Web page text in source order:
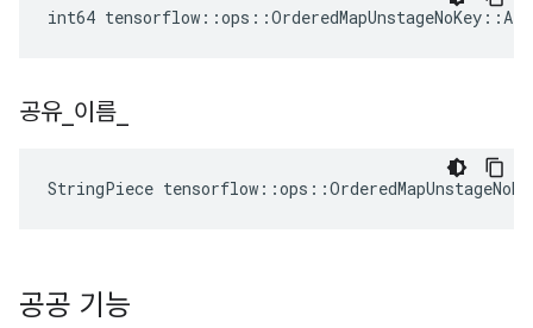
int64
공유_ 이름
StringPiece
공공 기능